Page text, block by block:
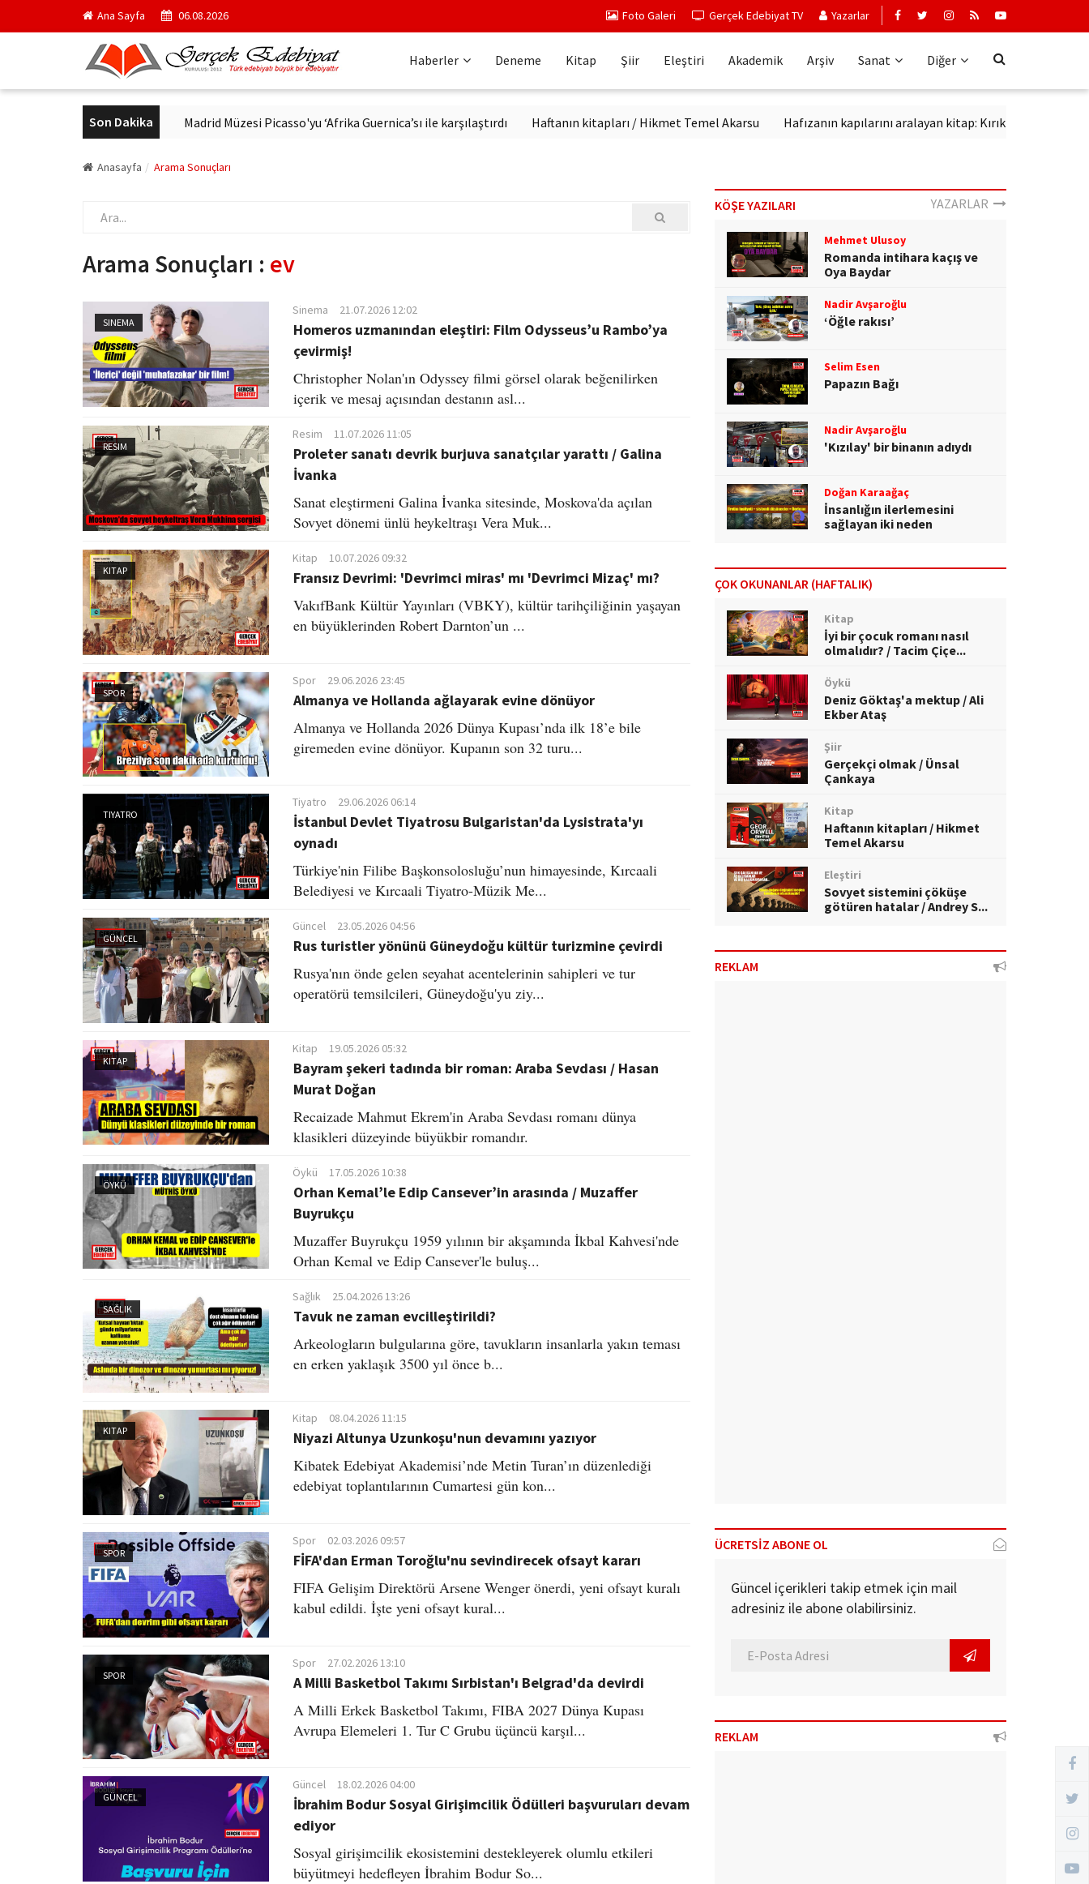
Ana Sayfa 06.08.2026 Foto Galeri Gerçek Edebiyat TV Yazarlar
Haberler Deneme Kitap Şiir Eleştiri Akademik Arşiv Sanat Diğer
Son Dakika
Alman Edebiyatı Madrid Müzesi Picasso'yu ‘Afrika Guernica’sı ile karşılaştırdı Haftanın kitapları / Hikmet Temel Akarsu Hafızanın kapılarını aralayan kitap: Kırık Anahtar
Anasayfa Arama Sonuçları
Arama Sonuçları : ev
SINEMA
Sinema 21.07.2026 12:02
Homeros uzmanından eleştiri: Film Odysseus’u Rambo’ya
çevirmiş!
Christopher Nolan'ın Odyssey filmi görsel olarak beğenilirken
içerik ve mesaj açısından destanın asl...
RESIM
Resim 11.07.2026 11:05
Proleter sanatı devrik burjuva sanatçılar yarattı / Galina
İvanka
Sanat eleştirmeni Galina İvanka sitesinde, Moskova'da açılan
Sovyet dönemi ünlü heykeltraşı Vera Muk...
KITAP
Kitap 10.07.2026 09:32
Fransız Devrimi: 'Devrimci miras' mı 'Devrimci Mizaç' mı?
VakıfBank Kültür Yayınları (VBKY), kültür tarihçiliğinin yaşayan
en büyüklerinden Robert Darnton’un ...
SPOR
Spor 29.06.2026 23:45
Almanya ve Hollanda ağlayarak evine dönüyor
Almanya ve Hollanda 2026 Dünya Kupası’nda ilk 18’e bile
giremeden evine dönüyor. Kupanın son 32 turu...
TIYATRO
Tiyatro 29.06.2026 06:14
İstanbul Devlet Tiyatrosu Bulgaristan'da Lysistrata'yı
oynadı
Türkiye'nin Filibe Başkonsolosluğu’nun himayesinde, Kırcaali
Belediyesi ve Kırcaali Tiyatro-Müzik Me...
GÜNCEL
Güncel 23.05.2026 04:56
Rus turistler yönünü Güneydoğu kültür turizmine çevirdi
Rusya'nın önde gelen seyahat acentelerinin sahipleri ve tur
operatörü temsilcileri, Güneydoğu'yu ziy...
KITAP
Kitap 19.05.2026 05:32
Bayram şekeri tadında bir roman: Araba Sevdası / Hasan
Murat Doğan
Recaizade Mahmut Ekrem'in Araba Sevdası romanı dünya
klasikleri düzeyinde büyükbir romandır.
ÖYKÜ
Öykü 17.05.2026 10:38
Orhan Kemal’le Edip Cansever’in arasında / Muzaffer
Buyrukçu
Muzaffer Buyrukçu 1959 yılının bir akşamında İkbal Kahvesi'nde
Orhan Kemal ve Edip Cansever'le buluş...
SAĞLIK
Sağlık 25.04.2026 13:26
Tavuk ne zaman evcilleştirildi?
Arkeologların bulgularına göre, tavukların insanlarla yakın teması
en erken yaklaşık 3500 yıl önce b...
KITAP
Kitap 08.04.2026 11:15
Niyazi Altunya Uzunkoşu'nun devamını yazıyor
Kibatek Edebiyat Akademisi’nde Metin Turan’ın düzenlediği
edebiyat toplantılarının Cumartesi gün kon...
SPOR
Spor 02.03.2026 09:57
FİFA'dan Erman Toroğlu'nu sevindirecek ofsayt kararı
FIFA Gelişim Direktörü Arsene Wenger önerdi, yeni ofsayt kuralı
kabul edildi. İşte yeni ofsayt kural...
SPOR
Spor 27.02.2026 13:10
A Milli Basketbol Takımı Sırbistan'ı Belgrad'da devirdi
A Milli Erkek Basketbol Takımı, FIBA 2027 Dünya Kupası
Avrupa Elemeleri 1. Tur C Grubu üçüncü karşıl...
GÜNCEL
Güncel 18.02.2026 04:00
İbrahim Bodur Sosyal Girişimcilik Ödülleri başvuruları devam
ediyor
Sosyal girişimcilik ekosistemini destekleyerek olumlu etkileri
büyütmeyi hedefleyen İbrahim Bodur So...
KÖŞE YAZILARI YAZARLAR
Mehmet Ulusoy
Romanda intihara kaçış ve
Oya Baydar
Nadir Avşaroğlu
‘Öğle rakısı’
Selim Esen
Papazın Bağı
Nadir Avşaroğlu
'Kızılay' bir binanın adıydı
Doğan Karaağaç
İnsanlığın ilerlemesini
sağlayan iki neden
ÇOK OKUNANLAR (HAFTALIK)
Kitap
İyi bir çocuk romanı nasıl
olmalıdır? / Tacim Çiçe...
Öykü
Deniz Göktaş'a mektup / Ali
Ekber Ataş
Şiir
Gerçekçi olmak / Ünsal
Çankaya
Kitap
Haftanın kitapları / Hikmet
Temel Akarsu
Eleştiri
Sovyet sistemini çöküşe
götüren hatalar / Andrey S...
REKLAM
ÜCRETSİZ ABONE OL
Güncel içerikleri takip etmek için mail
adresiniz ile abone olabilirsiniz.
REKLAM